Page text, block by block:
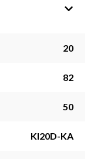
20
82
50
KI20D-KA